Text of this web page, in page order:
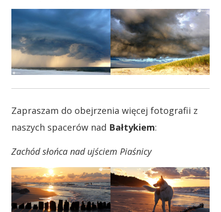
Zapraszam do obejrzenia więcej fotografii z
naszych spacerów nad Bałtykiem:
Zachód słońca nad ujściem Piaśnicy